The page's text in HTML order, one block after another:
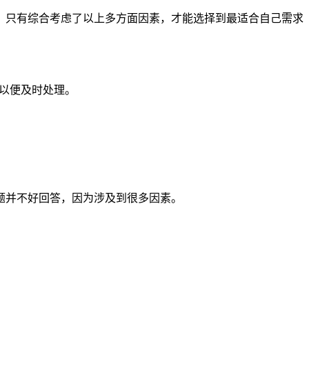
有综合考虑了以上多方面因素，才能选择到最适合自己需求
便及时处理。
不好回答，因为涉及到很多因素。